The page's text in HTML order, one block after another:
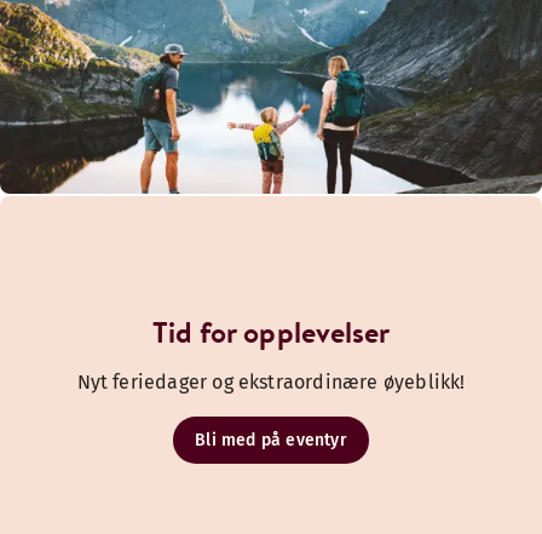
Tid for opplevelser
Nyt feriedager og ekstraordinære øyeblikk!
Bli med på eventyr